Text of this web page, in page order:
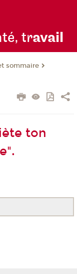
travail
sommaire
ton